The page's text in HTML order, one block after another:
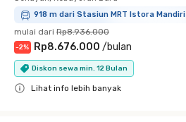
918 m dari Stasiun MRT Istora Mandiri
mulai dari Rp8.936.000
-2% Rp8.676.000 /bulan
Diskon sewa min. 12 Bulan
Lihat info lebih banyak